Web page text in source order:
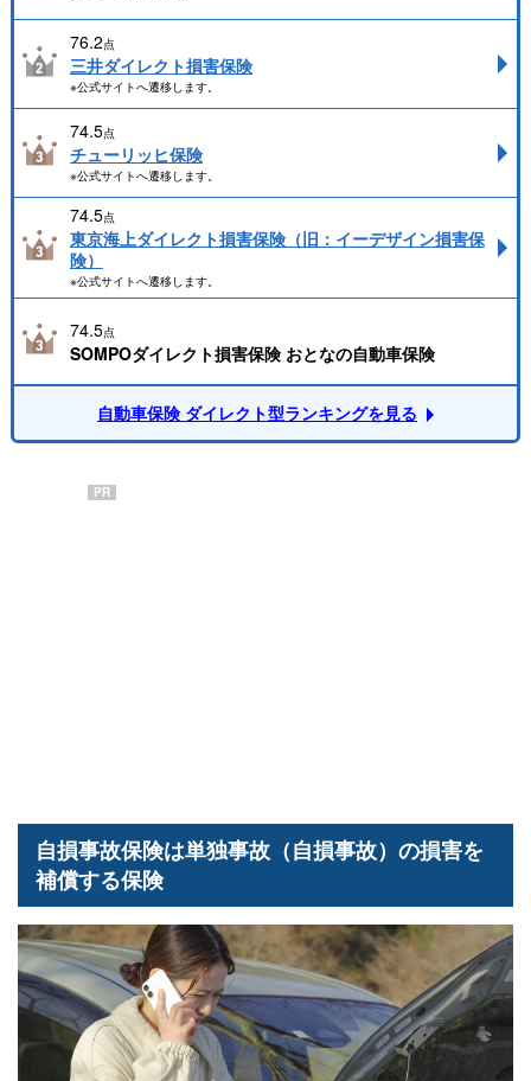
76.2点
三井ダイレクト損害保険
※公式サイトへ遷移します。
74.5点
チューリッヒ保険
※公式サイトへ遷移します。
74.5点
東京海上ダイレクト損害保険（旧：イーデザイン損害保
険）
※公式サイトへ遷移します。
74.5点
SOMPOダイレクト損害保険 おとなの自動車保険
自動車保険 ダイレクト型ランキングを見る
PR
自損事故保険は単独事故（自損事故）の損害を
補償する保険